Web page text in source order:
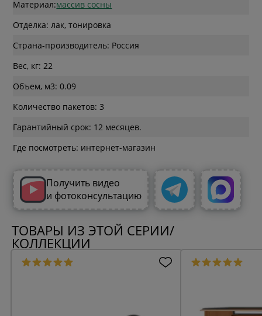
Материал:массив сосны
Отделка: лак, тонировка
Страна-производитель: Россия
Вес, кг: 22
Объем, м3: 0.09
Количество пакетов: 3
Гарантийный срок: 12 месяцев.
Где посмотреть: интернет-магазин
Получить видео
и фотоконсультацию
ТОВАРЫ ИЗ ЭТОЙ СЕРИИ/
КОЛЛЕКЦИИ